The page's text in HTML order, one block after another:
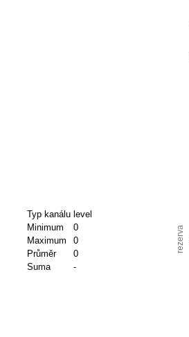
Typ kanálu level
Minimum
0
Maximum
0
Průměr
0
Suma
-
rezerva